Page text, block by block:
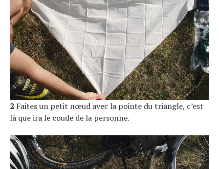
2 Faites un petit nœud avec la pointe du triangle, c’est
là que ira le coude de la personne.